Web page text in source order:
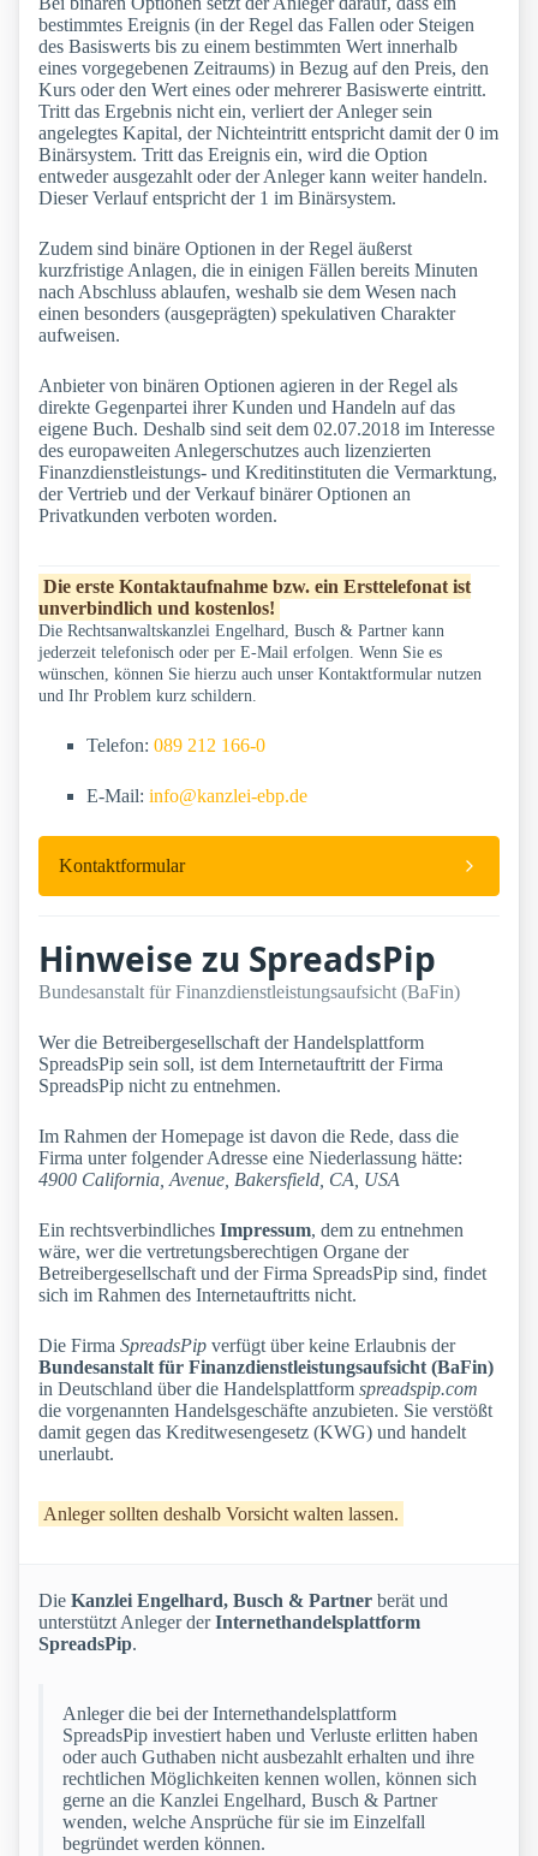
bestimmtes Ereignis (in der Regel das Fallen oder Steigen
des Basiswerts bis zu einem bestimmten Wert innerhalb
eines vorgegebenen Zeitraums) in Bezug auf den Preis, den
Kurs oder den Wert eines oder mehrerer Basiswerte eintritt.
Tritt das Ergebnis nicht ein, verliert der Anleger sein
angelegtes Kapital, der Nichteintritt entspricht damit der 0 im
Binärsystem. Tritt das Ereignis ein, wird die Option
entweder ausgezahlt oder der Anleger kann weiter handeln.
Dieser Verlauf entspricht der 1 im Binärsystem.
Zudem sind binäre Optionen in der Regel äußerst
kurzfristige Anlagen, die in einigen Fällen bereits Minuten
nach Abschluss ablaufen, weshalb sie dem Wesen nach
einen besonders (ausgeprägten) spekulativen Charakter
aufweisen.
Anbieter von binären Optionen agieren in der Regel als
direkte Gegenpartei ihrer Kunden und Handeln auf das
eigene Buch. Deshalb sind seit dem 02.07.2018 im Interesse
des europaweiten Anlegerschutzes auch lizenzierten
Finanzdienstleistungs- und Kreditinstituten die Vermarktung,
der Vertrieb und der Verkauf binärer Optionen an
Privatkunden verboten worden.
Die erste Kontaktaufnahme bzw. ein Ersttelefonat ist
unverbindlich und kostenlos!
Die Rechtsanwaltskanzlei Engelhard, Busch & Partner kann
jederzeit telefonisch oder per E-Mail erfolgen. Wenn Sie es
wünschen, können Sie hierzu auch unser Kontaktformular nutzen
und Ihr Problem kurz schildern.
Telefon: 089 212 166-0
E-Mail: info@kanzlei-ebp.de
Kontaktformular
Hinweise zu SpreadsPip
Bundesanstalt für Finanzdienstleistungsaufsicht (BaFin)
Wer die Betreibergesellschaft der Handelsplattform
SpreadsPip sein soll, ist dem Internetauftritt der Firma
SpreadsPip nicht zu entnehmen.
Im Rahmen der Homepage ist davon die Rede, dass die
Firma unter folgender Adresse eine Niederlassung hätte:
4900 California, Avenue, Bakersfield, CA, USA
Ein rechtsverbindliches Impressum, dem zu entnehmen
wäre, wer die vertretungsberechtigen Organe der
Betreibergesellschaft und der Firma SpreadsPip sind, findet
sich im Rahmen des Internetauftritts nicht.
Die Firma SpreadsPip verfügt über keine Erlaubnis der
Bundesanstalt für Finanzdienstleistungsaufsicht (BaFin)
in Deutschland über die Handelsplattform spreadspip.com
die vorgenannten Handelsgeschäfte anzubieten. Sie verstößt
damit gegen das Kreditwesengesetz (KWG) und handelt
unerlaubt.
Anleger sollten deshalb Vorsicht walten lassen.
Die Kanzlei Engelhard, Busch & Partner berät und
unterstützt Anleger derInternethandelsplattform
SpreadsPip.
Anleger die bei der Internethandelsplattform
SpreadsPip investiert haben und Verluste erlitten haben
oder auch Guthaben nicht ausbezahlt erhalten und ihre
rechtlichen Möglichkeiten kennen wollen, können sich
gerne an die Kanzlei Engelhard, Busch & Partner
wenden, welche Ansprüche für sie im Einzelfall
begründet werden können.